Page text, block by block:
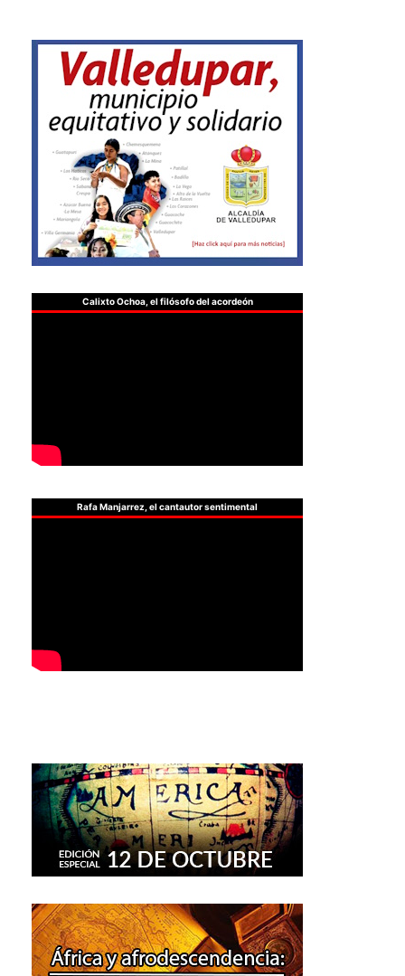
Calixto Ochoa, el filósofo del acordeón
Rafa Manjarrez, el cantautor sentimental